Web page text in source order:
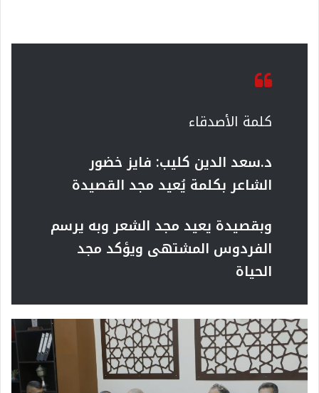
كلمة الأصدقاء
د.سعد الدين كليب: فايز خضور
الشاعر بكلمة يُعيد مجد القصيدة
وبقصيدة يعيد مجد الشعر وبه يرسم
الفردوس المشتهى ويؤكد مجد
الحياة